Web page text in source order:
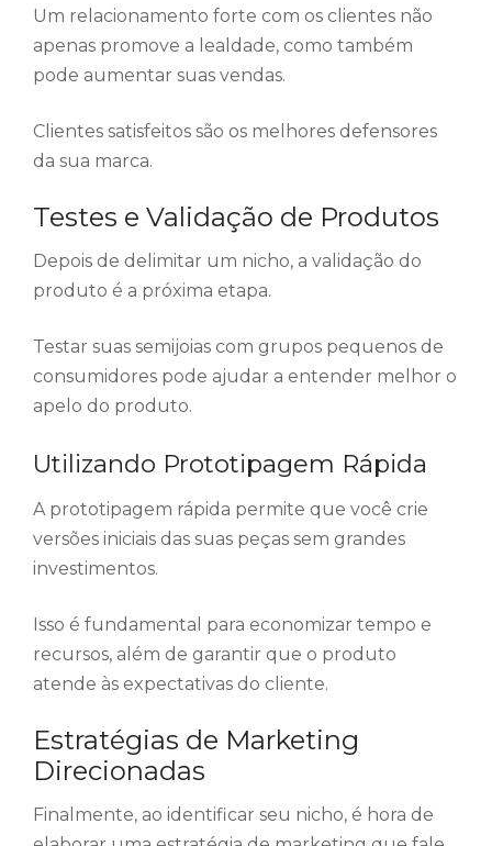
Um relacionamento forte com os clientes não
apenas promove a lealdade, como também
pode aumentar suas vendas.
Clientes satisfeitos são os melhores defensores
da sua marca.
Testes e Validação de Produtos
Depois de delimitar um nicho, a validação do
produto é a próxima etapa.
Testar suas semijoias com grupos pequenos de
consumidores pode ajudar a entender melhor o
apelo do produto.
Utilizando Prototipagem Rápida
A prototipagem rápida permite que você crie
versões iniciais das suas peças sem grandes
investimentos.
Isso é fundamental para economizar tempo e
recursos, além de garantir que o produto
atende às expectativas do cliente.
Estratégias de Marketing
Direcionadas
Finalmente, ao identificar seu nicho, é hora de